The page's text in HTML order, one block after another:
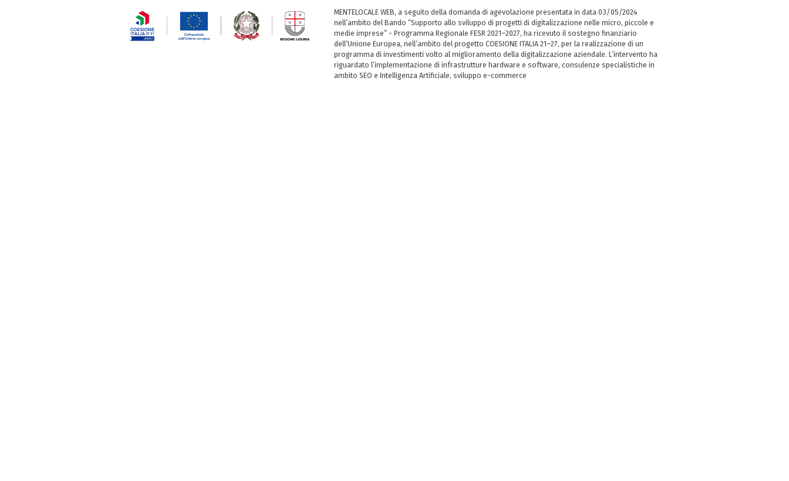
MENTELOCALE WEB, a seguito della domanda di agevolazione presentata in data 03/05/2024
nell’ambito del Bando “Supporto allo sviluppo di progetti di digitalizzazione nelle micro, piccole e
medie imprese” - Programma Regionale FESR 2021–2027, ha ricevuto il sostegno finanziario
dell’Unione Europea, nell’ambito del progetto COESIONE ITALIA 21–27, per la realizzazione di un
programma di investimenti volto al miglioramento della digitalizzazione aziendale. L’intervento ha
riguardato l’implementazione di infrastrutture hardware e software, consulenze specialistiche in
ambito SEO e Intelligenza Artificiale, sviluppo e-commerce